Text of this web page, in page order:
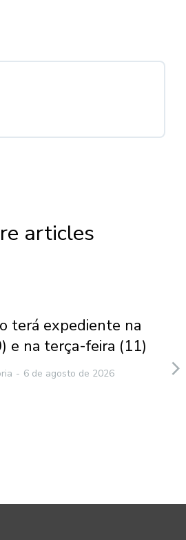
articles
terá expediente na
e na terça-feira (11)
6 de agosto de 2026